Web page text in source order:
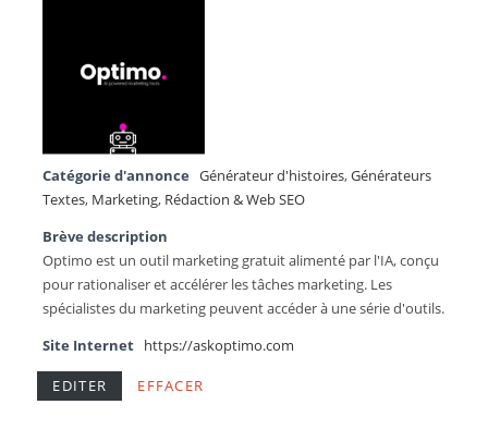
Catégorie d'annonce Générateur d'histoires,Générateurs
Textes, Marketing, Rédaction & Web SEO
Brève description
Optimo est un outil marketing gratuit alimenté par l'IA, conçu
pour rationaliser et accélérer les tâches marketing. Les
spécialistes du marketing peuvent accéder à une série d'outils.
Site Internet https://askoptimo.com
EDITER EFFACER